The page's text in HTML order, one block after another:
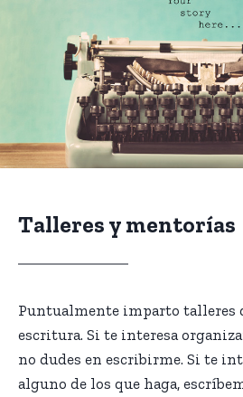
Talleres y mentorías
Puntualmente imparto talleres
escritura. Si te interesa
no dudes en escribirme. Si te
alguno de los que haga,